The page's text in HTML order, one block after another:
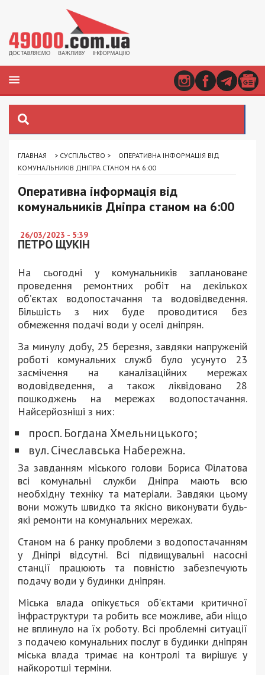
ГЛАВНАЯ > СУСПІЛЬСТВО >
ОПЕРАТИВНА ІНФОРМАЦІЯ ВІД
КОМУНАЛЬНИКІВ ДНІПРА СТАНОМ НА 6:00
Оперативна інформація від
комунальників Дніпра станом на 6:00
26/03/2023 - 5:39
ПЕТРО ЩУКІН
На сьогодні у комунальників заплановане
проведення ремонтних робіт на декількох
об’єктах водопостачання та водовідведення.
Більшість з них буде проводитися без
обмеження подачі води у оселі дніпрян.
За минулу добу, 25 березня, завдяки напруженій
роботі комунальних служб було усунуто 23
засмічення на каналізаційних мережах
водовідведення, а також ліквідовано 28
пошкоджень на мережах водопостачання.
Найсерйозніші з них:
просп. Богдана Хмельницького;
вул. Січеславська Набережна.
За завданням міського голови Бориса Філатова
всі комунальні служби Дніпра мають всю
необхідну техніку та матеріали. Завдяки цьому
вони можуть швидко та якісно виконувати будь-
які ремонти на комунальних мережах.
Станом на 6 ранку проблеми з водопостачанням
у Дніпрі відсутні. Всі підвищувальні насосні
станції працюють та повністю забезпечують
подачу води у будинки дніпрян.
Міська влада опікується об’єктами критичної
інфраструктури та робить все можливе, аби ніщо
не вплинуло на їх роботу. Всі проблемні ситуації
з подачею комунальних послуг в будинки дніпрян
міська влада тримає на контролі та вирішує у
найкоротші терміни.